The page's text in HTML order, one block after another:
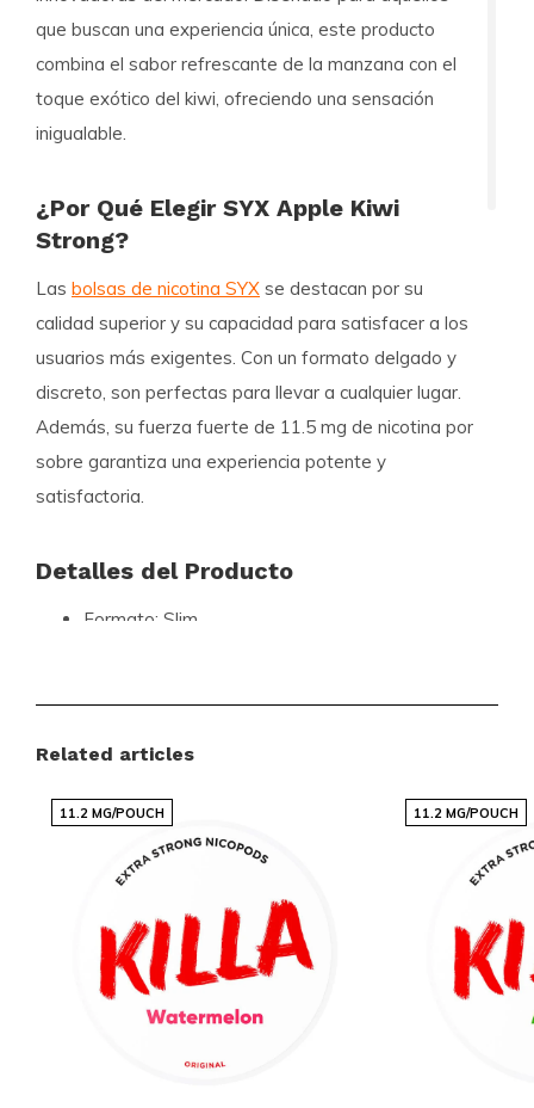
que buscan una experiencia única, este producto
combina el sabor refrescante de la manzana con el
toque exótico del kiwi, ofreciendo una sensación
inigualable.
¿Por Qué Elegir SYX Apple Kiwi
Strong?
Las bolsas de nicotina SYX se destacan por su
calidad superior y su capacidad para satisfacer a los
usuarios más exigentes. Con un formato delgado y
discreto, son perfectas para llevar a cualquier lugar.
Además, su fuerza fuerte de 11.5 mg de nicotina por
sobre garantiza una experiencia potente y
satisfactoria.
Detalles del Producto
Formato: Slim
Sabor:Apple Kiwi
Nicotine (mg) por sobre:
Nicotine (mg) por gramo:
Contenido por envase (gramos):
Fabricante: CBI
Fuerza: Fuerte 10-15 mg
Sabor: Frutas, Frutas Tropicales
Related articles
11.2 MG/POUCH 11.2 MG/POUCH